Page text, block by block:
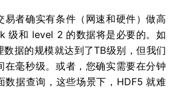
易者确实有条件（网速和硬件）做高
级和 level 2 的数据将是必要的。如
数据的规模就达到了TB级别，但我们
在毫秒级。或者，您确实需要在分钟
数据查询，这些场景下，HDF5 就难